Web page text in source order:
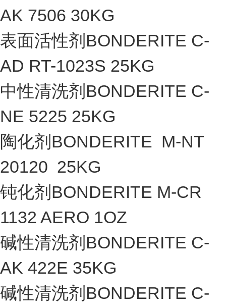
AK 7506 30KG
表面活性剂BONDERITE C-
AD RT-1023S 25KG
中性清洗剂BONDERITE C-
NE 5225 25KG
陶化剂BONDERITE M-NT
20120 25KG
钝化剂BONDERITE M-CR
1132 AERO 1OZ
碱性清洗剂BONDERITE C-
AK 422E 35KG
碱性清洗剂BONDERITE C-